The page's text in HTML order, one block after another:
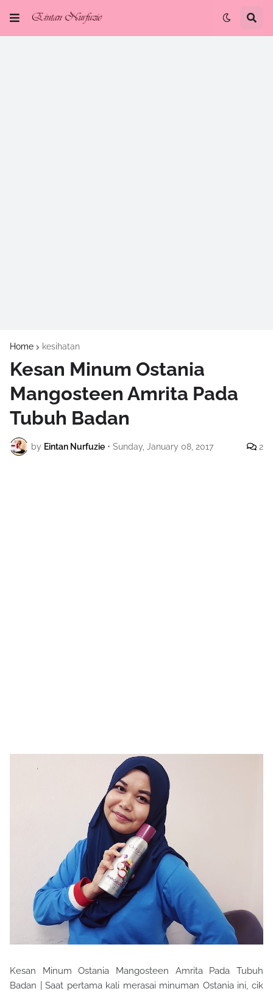
Home kesihatan
Kesan Minum Ostania
Mangosteen Amrita Pada
Tubuh Badan
by Eintan Nurfuzie • Sunday, January 08, 2017 2
Kesan Minum Ostania Mangosteen Amrita Pada Tubuh
Badan | Saat pertama kali merasai minuman Ostania ini, cik